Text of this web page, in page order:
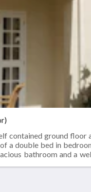
contained ground
a double bed in
bathroom and a